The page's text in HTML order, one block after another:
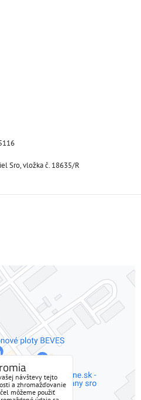
Sro, vložka č. 18635/R
Voľbami súkromia
externý obsah?
tentokrát
s druhom cookie: Funkčné
návštevy tejto
a zhromažďovanie
môžeme použiť